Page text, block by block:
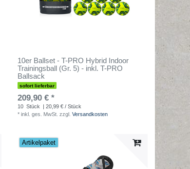
10er Ballset - T-PRO Hybrid Indoor
Trainingsball (Gr. 5) - inkl. T-PRO
Ballsack
sofort lieferbar
209,90 € *
10 Stück
| 20,99 € / Stück
* inkl. ges. MwSt. zzgl. Versandkosten
Artikelpaket